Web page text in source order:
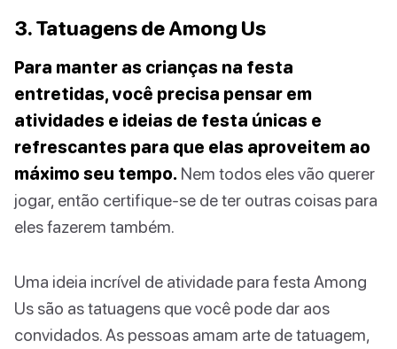
3. Tatuagens de Among Us
Para manter as crianças na festa
entretidas, você precisa pensar em
atividades e ideias de festa únicas e
refrescantes para que elas aproveitem ao
máximo seu tempo. Nem todos eles vão querer
jogar, então certifique-se de ter outras coisas para
eles fazerem também.
Uma ideia incrível de atividade para festa Among
Us são as tatuagens que você pode dar aos
convidados. As pessoas amam arte de tatuagem,